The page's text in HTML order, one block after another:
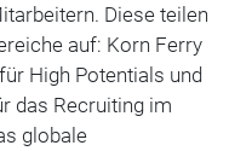
Diese teilen
auf: Korn Ferry
High Potentials und
das Recruiting im
globale